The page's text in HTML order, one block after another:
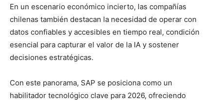
En un escenario económico incierto, las compañías
chilenas también destacan la necesidad de operar con
datos confiables y accesibles en tiempo real, condición
esencial para capturar el valor de la IA y sostener
decisiones estratégicas.
Con este panorama, SAP se posiciona como un
habilitador tecnológico clave para 2026, ofreciendo